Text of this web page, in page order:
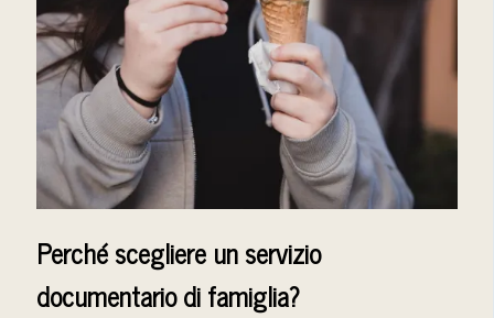
Perché scegliere un servizio
documentario di famiglia?